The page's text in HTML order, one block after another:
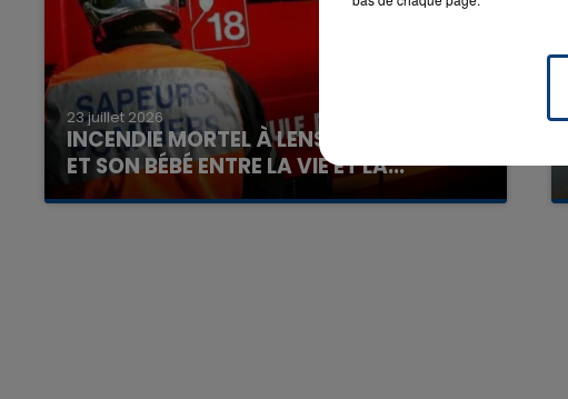
23 juillet 2026
INCENDIE MORTEL À LENS : UNE FEMME
ET SON BÉBÉ ENTRE LA VIE ET LA...
Un homme s'est immolé par le feu après avoir